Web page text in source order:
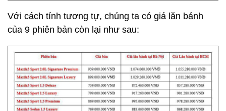
Với cách tính tương tự, chúng ta có giá lăn bánh
của 9 phiên bản còn lại như sau: